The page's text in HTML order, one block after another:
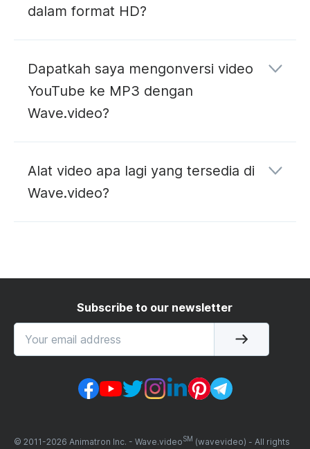
dalam format HD?
Dapatkah saya mengonversi video
YouTube ke MP3 dengan
Wave.video?
Alat video apa lagi yang tersedia di
Wave.video?
Subscribe to our newsletter
© 2011-2026 Animatron Inc. - Wave.videoSM (wavevideo) - All rights